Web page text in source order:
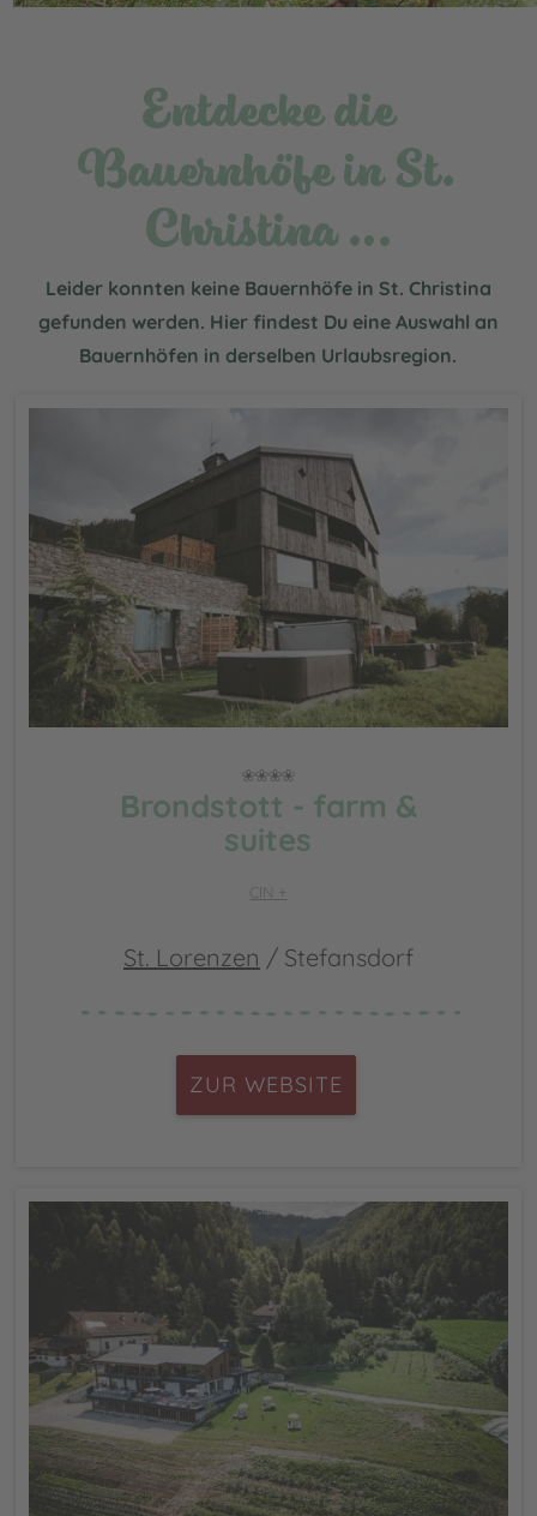
Entdecke die
Bauernhöfe in St.
Christina …
Leider konnten keine Bauernhöfe in St. Christina
gefunden werden. Hier findest Du eine Auswahl an
Bauernhöfen in derselben Urlaubsregion.
Brondstott - farm &
suites
CIN +
St. Lorenzen / Stefansdorf
ZUR WEBSITE